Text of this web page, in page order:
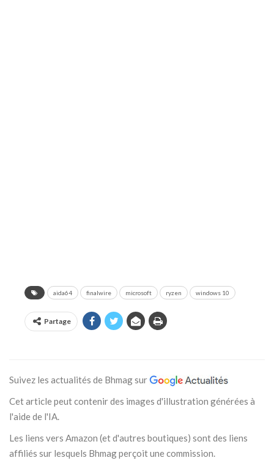
aida64 finalwire microsoft ryzen windows 10
Partage
Suivez les actualités de Bhmag sur
Cet article peut contenir des images d'illustration générées à
l'aide de l'IA.
Les liens vers Amazon (et d'autres boutiques) sont des liens
affiliés sur lesquels Bhmag perçoit une commission.